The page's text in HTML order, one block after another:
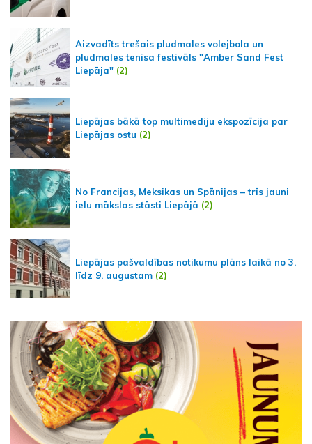
Aizvadīts trešais pludmales volejbola un
pludmales tenisa festivāls "Amber Sand Fest
Liepāja" (2)
Liepājas bākā top multimediju ekspozīcija par
Liepājas ostu (2)
No Francijas, Meksikas un Spānijas – trīs jauni
ielu mākslas stāsti Liepājā (2)
Liepājas pašvaldības notikumu plāns laikā no 3.
līdz 9. augustam (2)